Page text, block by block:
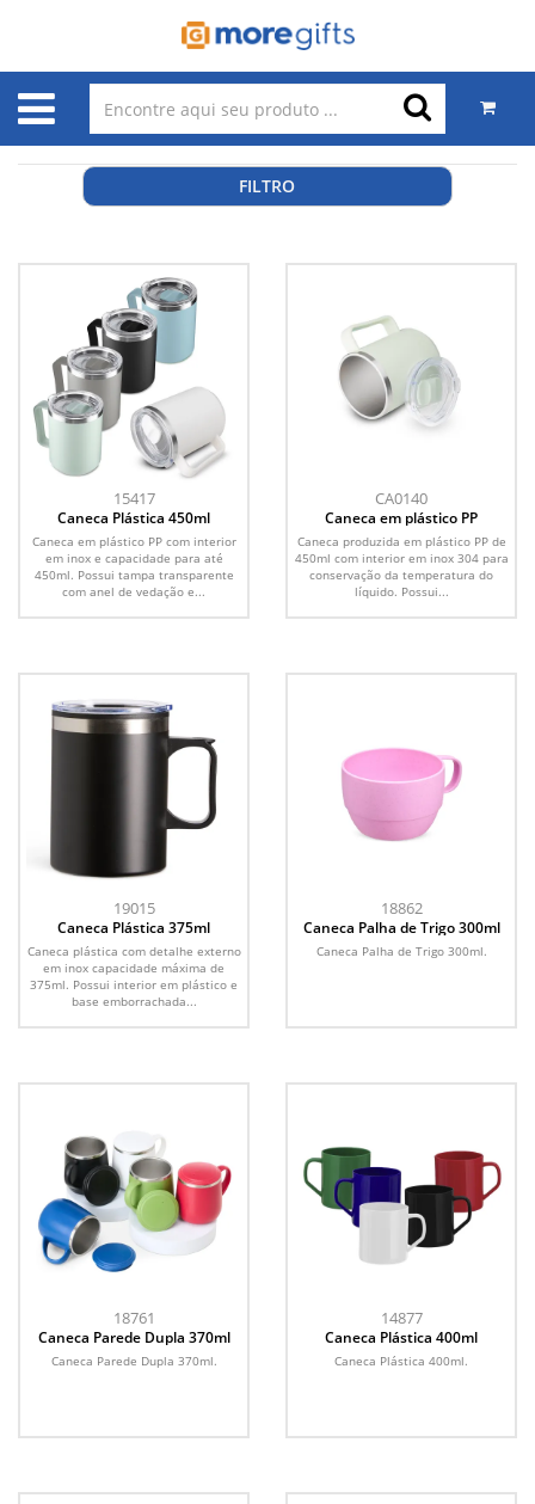
FILTRO
15417
Caneca Plástica 450ml
Caneca em plástico PP com interior
em inox e capacidade para até
450ml. Possui tampa transparente
com anel de vedação e...
CA0140
Caneca em plástico PP
Caneca produzida em plástico PP de
450ml com interior em inox 304 para
conservação da temperatura do
líquido. Possui...
19015
Caneca Plástica 375ml
Caneca plástica com detalhe externo
em inox capacidade máxima de
375ml. Possui interior em plástico e
base emborrachada...
18862
Caneca Palha de Trigo 300ml
Caneca Palha de Trigo 300ml.
18761
Caneca Parede Dupla 370ml
Caneca Parede Dupla 370ml.
14877
Caneca Plástica 400ml
Caneca Plástica 400ml.